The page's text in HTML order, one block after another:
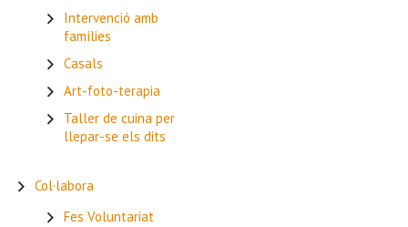
Intervenció amb
famílies
Casals
Art-foto-terapia
Taller de cuina per
llepar-se els dits
Col·labora
Fes Voluntariat